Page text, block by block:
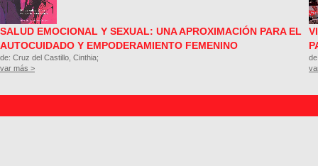
SALUD EMOCIONAL Y SEXUAL: UNA APROXIMACIÓN PARA EL
AUTOCUIDADO Y EMPODERAMIENTO FEMENINO
de: Cruz del Castillo, Cinthia;
var más >